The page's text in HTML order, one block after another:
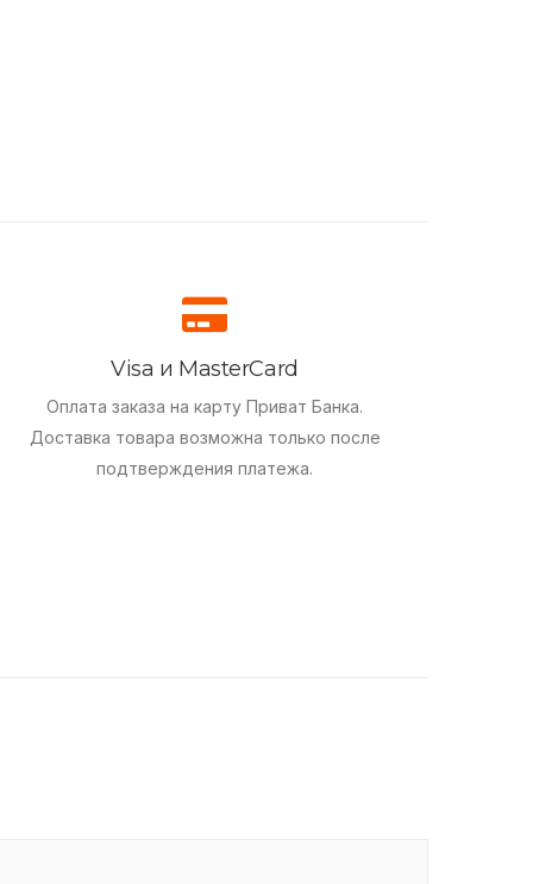
Visa и MasterCard
Оплата заказа на карту Приват Банка.
Доставка товара возможна только после
подтверждения платежа.